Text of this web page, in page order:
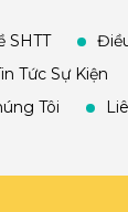
SHTT
Tức Sự Kiện
Tôi